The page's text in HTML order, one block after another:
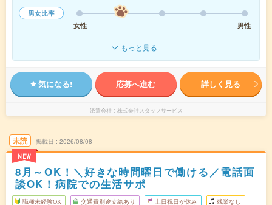
男女比率
女性
男性
もっと見る
気になる! 応募へ進む 詳しく見る
派遣会社 株式会社スタッフサービス
未読
NEW
掲載日 2026/08/08
8月～OK！＼好きな時間曜日で働ける／電話面
談OK！病院での生活サポ
職種未経験OK 交通費別途支給あり 土日祝日が休み 残業なし